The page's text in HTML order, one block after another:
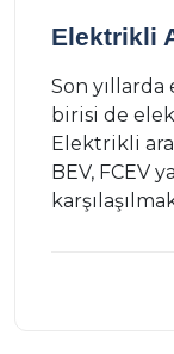
Elektrikli
Son yıllarda
birisi de
Elektrikli
BEV, FCEV